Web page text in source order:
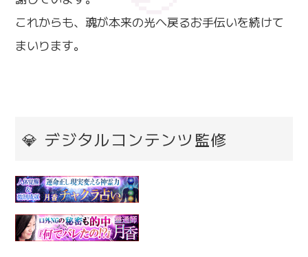
これからも、魂が本来の光へ戻るお手伝いを続けて
まいります。
💎 デジタルコンテンツ監修